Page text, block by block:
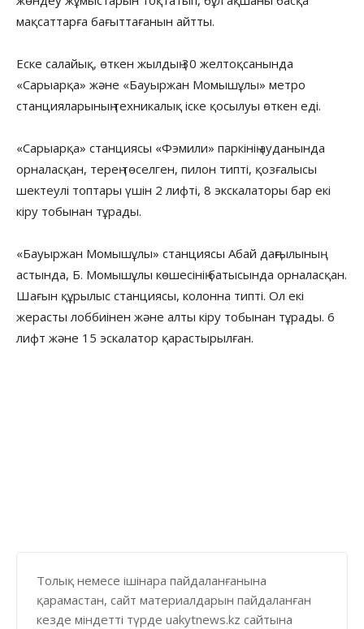
мақсаттарға бағыттағанын айтты.
Еске салайық, өткен жылдың 30 желтоқсанында
«Сарыарқа» және «Бауыржан Момышұлы» метро
станцияларының техникалық іске қосылуы өткен еді.
«Сарыарқа» станциясы «Фэмили» паркінің ауданында
орналасқан, терең төселген, пилон типті, қозғалысы
шектеулі топтары үшін 2 лифті, 8 экскалаторы бар екі
кіру тобынан тұрады.
«Бауыржан Момышұлы» станциясы Абай даңғылының
астында, Б. Момышұлы көшесінің батысында орналасқан.
Шағын құрылыс станциясы, колонна типті. Ол екі
жерасты лоббиінен және алты кіру тобынан тұрады. 6
лифт және 15 эскалатор қарастырылған.
Толық немесе ішінара пайдаланғанына
қарамастан, сайт материалдарын пайдаланған
кезде міндетті түрде uakytnews.kz сайтына